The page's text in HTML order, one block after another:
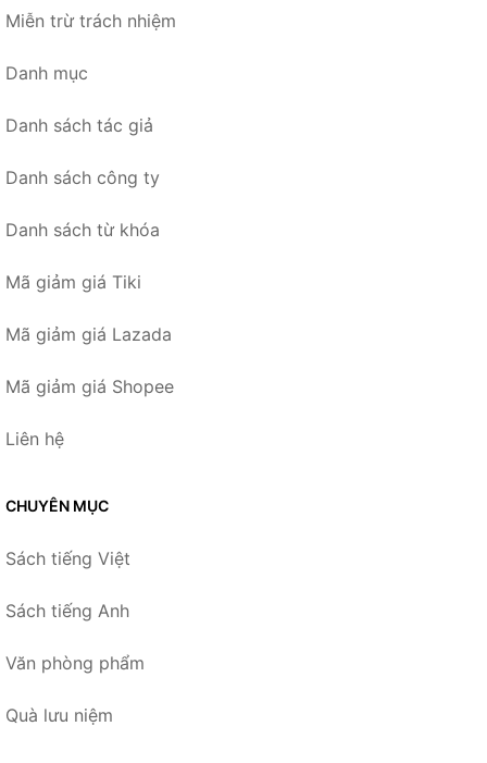
Miễn trừ trách nhiệm
Danh mục
Danh sách tác giả
Danh sách công ty
Danh sách từ khóa
Mã giảm giá Tiki
Mã giảm giá Lazada
Mã giảm giá Shopee
Liên hệ
CHUYÊN MỤC
Sách tiếng Việt
Sách tiếng Anh
Văn phòng phẩm
Quà lưu niệm